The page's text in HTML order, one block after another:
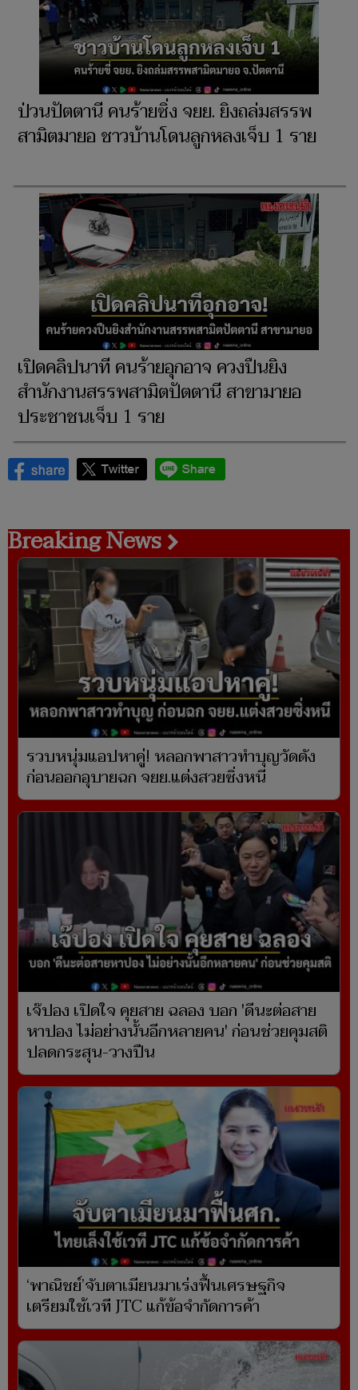
ป่วนปัตตานี คนร้ายซิ่ง จยย. ยิงถล่มสรรพ
สามิตมายอ ชาวบ้านโดนลูกหลงเจ็บ 1 ราย
เปิดคลิปนาที คนร้ายอุกอาจ ควงปืนยิง
สำนักงานสรรพสามิตปัตตานี สาขามายอ
ประชาชนเจ็บ 1 ราย
Breaking News
รวบหนุ่มแอปหาคู่! หลอกพาสาวทำบุญวัดดัง
ก่อนออกอุบายฉก จยย.แต่งสวยซิ่งหนี
เจ๊ปอง เปิดใจ คุยสาย ฉลอง บอก 'ดีนะต่อสาย
หาปอง ไม่อย่างนั้นอีกหลายคน' ก่อนช่วยคุมสติ
ปลดกระสุน-วางปืน
‘พาณิชย์’จับตาเมียนมาเร่งฟื้นเศรษฐกิจ
เตรียมใช้เวที JTC แก้ข้อจำกัดการค้า